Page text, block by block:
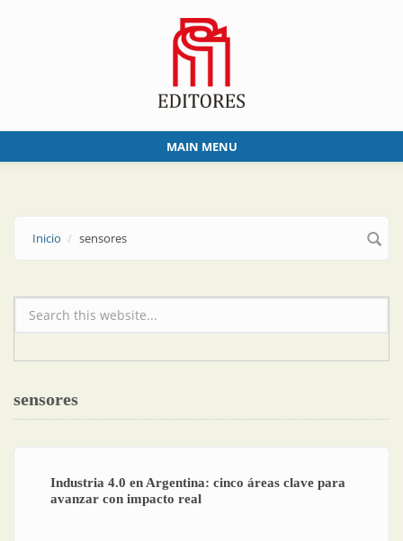
MAIN MENU
Inicio sensores
Formulario de búsqueda
sensores
Industria 4.0 en Argentina: cinco áreas clave para
avanzar con impacto real